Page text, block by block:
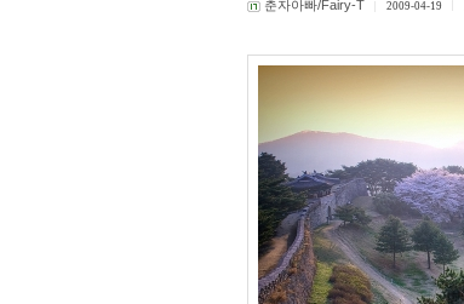
춘자아빠/Fairy-T 2009-04-19